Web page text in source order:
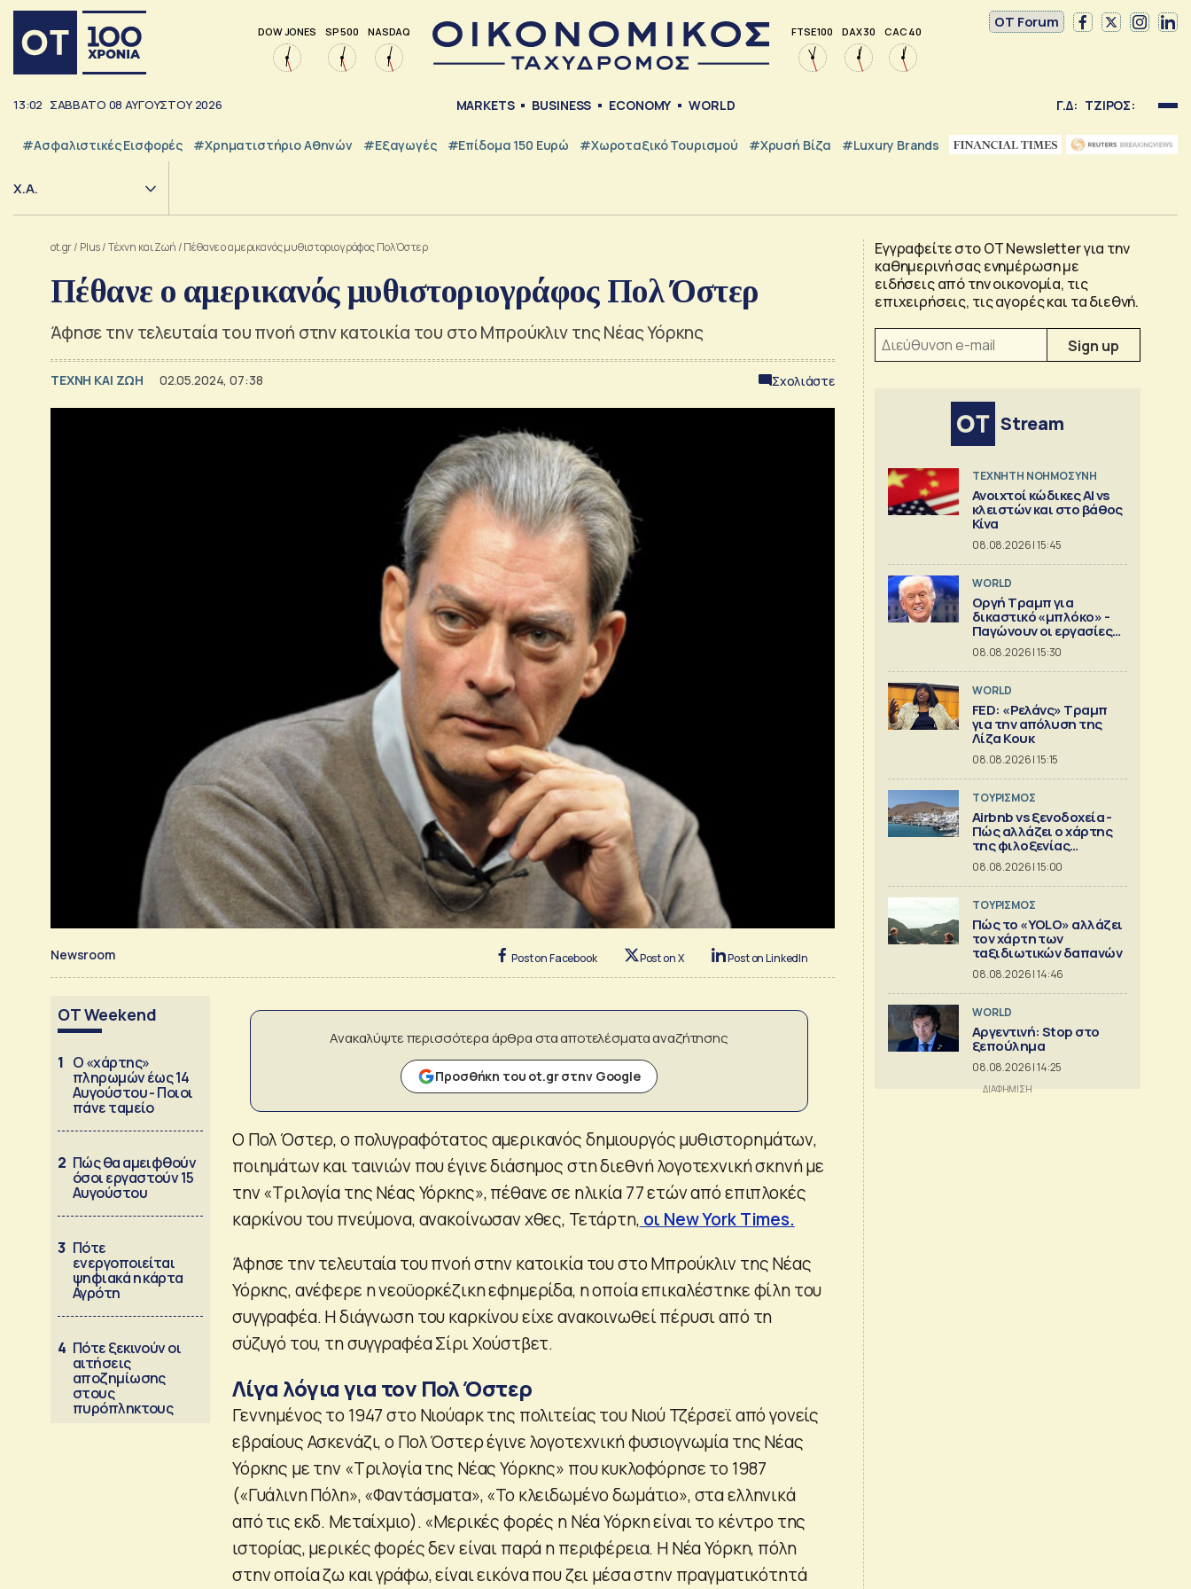
DOW JONES SP 500 NASDAQ FTSE 100 DAX 30 CAC 40
OT Forum
13:02 ΣΑΒΒΑΤΟ 08 ΑΥΓΟΥΣΤΟΥ 2026 MARKETS BUSINESS ECONOMY WORLD Γ.Δ: ΤΖΙΡΟΣ:
#Ασφαλιστικές Εισφορές #Χρηματιστήριο Αθηνών #εξαγωγές #Επίδομα 150 Ευρώ #Χωροταξικό Τουρισμού #Χρυσή Βίζα #luxury Brands
Χ.Α.
ot.gr/ Plus/Tέχνη και Ζωή /Πέθανε ο αμερικανός μυθιστοριογράφος Πολ Όστερ
Πέθανε ο αμερικανός μυθιστοριογράφος Πολ Όστερ
Άφησε την τελευταία του πνοή στην κατοικία του στο Μπρούκλιν της Νέας Υόρκης
TΕΧΝΗ ΚΑΙ ΖΩΗ 02.05.2024, 07:38 Σχολιάστε
Newsroom Post on Facebook Post on X Post on LinkedIn
OT Weekend
1 Ο «χάρτης»
πληρωμών έως 14
Αυγούστου - Ποιοι
πάνε ταμείο
2 Πώς θα αμειφθούν
όσοι εργαστούν 15
Αυγούστου
3 Πότε
ενεργοποιείται
ψηφιακά η κάρτα
Αγρότη
4 Πότε ξεκινούν οι
αιτήσεις
αποζημίωσης
στους
πυρόπληκτους
Ανακαλύψτε περισσότερα άρθρα στα αποτελέσματα αναζήτησης
Προσθήκη του ot.gr στην Google
Ο Πολ Όστερ, ο πολυγραφότατος αμερικανός δημιουργός μυθιστορημάτων,
ποιημάτων και ταινιών που έγινε διάσημος στη διεθνή λογοτεχνική σκηνή με
την «Τριλογία της Νέας Υόρκης», πέθανε σε ηλικία 77 ετών από επιπλοκές
καρκίνου του πνεύμονα, ανακοίνωσαν χθες, Τετάρτη, οι New York Times.
Άφησε την τελευταία του πνοή στην κατοικία του στο Μπρούκλιν της Νέας
Υόρκης, ανέφερε η νεοϋορκέζικη εφημερίδα, η οποία επικαλέστηκε φίλη του
συγγραφέα. Η διάγνωση του καρκίνου είχε ανακοινωθεί πέρυσι από τη
σύζυγό του, τη συγγραφέα Σίρι Χούστβετ.
Λίγα λόγια για τον Πολ Όστερ
Γεννημένος το 1947 στο Νιούαρκ της πολιτείας του Νιού Τζέρσεϊ από γονείς
εβραίους Ασκενάζι, ο Πολ Όστερ έγινε λογοτεχνική φυσιογνωμία της Νέας
Υόρκης με την «Τριλογία της Νέας Υόρκης» που κυκλοφόρησε το 1987
(«Γυάλινη Πόλη», «Φαντάσματα», «Το κλειδωμένο δωμάτιο», στα ελληνικά
από τις εκδ. Μεταίχμιο). «Μερικές φορές η Νέα Υόρκη είναι το κέντρο της
ιστορίας, μερικές φορές δεν είναι παρά η περιφέρεια. Η Νέα Υόρκη, πόλη
στην οποία ζω και γράφω, είναι εικόνα που ζει μέσα στην πραγματικότητά
Εγγραφείτε στο OT Newsletter για την
καθημερινή σας ενημέρωση με
ειδήσεις από την οικονομία, τις
επιχειρήσεις, τις αγορές και τα διεθνή.
Stream
TΕΧΝΗΤΗ ΝΟΗΜΟΣΥΝΗ
Ανοιχτοί κώδικες AI vs
κλειστών και στο βάθος
Κίνα
08.08.2026 | 15:45
WORLD
Οργή Τραμπ για
δικαστικό «μπλόκο» -
Παγώνουν οι εργασίες
στη νέα αίθουσα
δεξιώσεων
08.08.2026 | 15:30
WORLD
FED: «Ρελάνς» Τραμπ
για την απόλυση της
Λίζα Κουκ
08.08.2026 | 15:15
ΤΟΥΡΙΣΜΟΣ
Airbnb vs ξενοδοχεία -
Πώς αλλάζει ο χάρτης
της φιλοξενίας
[γραφήματα]
08.08.2026 | 15:00
ΤΟΥΡΙΣΜΟΣ
Πώς το «YOLO» αλλάζει
τον χάρτη των
ταξιδιωτικών δαπανών
08.08.2026 | 14:46
WORLD
Αργεντινή: Stop στο
ξεπούλημα
08.08.2026 | 14:25